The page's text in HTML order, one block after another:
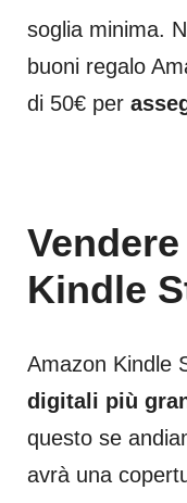
soglia minima.
buoni regalo
di 50€ per
Kindle
Amazon Kindle
digitali più
questo se
avrà una